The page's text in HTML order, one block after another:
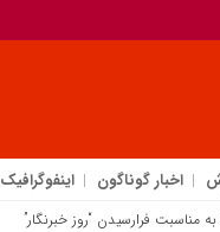
اخبار گوناگون اینفوگرافیک
فرارسیدن “روز خبرنگار”